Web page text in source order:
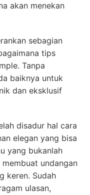
akan menekan
sebagian
tips
Tanpa
baiknya untuk
dan eksklusif
disadur hal cara
elegan yang bisa
yang bukanlah
undangan
keren. Sudah
ulasan,